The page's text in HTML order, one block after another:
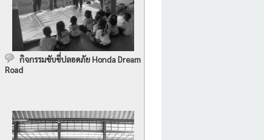
กิจกรรมขับขี่ปลอดภัย Honda Dream
Road